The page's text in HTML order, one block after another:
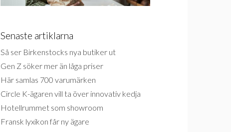
Senaste artiklarna
Så ser Birkenstocks nya butiker ut
Gen Z söker mer än låga priser
Här samlas 700 varumärken
Circle K-ägaren vill ta över innovativ kedja
Hotellrummet som showroom
Fransk lyxikon får ny ägare